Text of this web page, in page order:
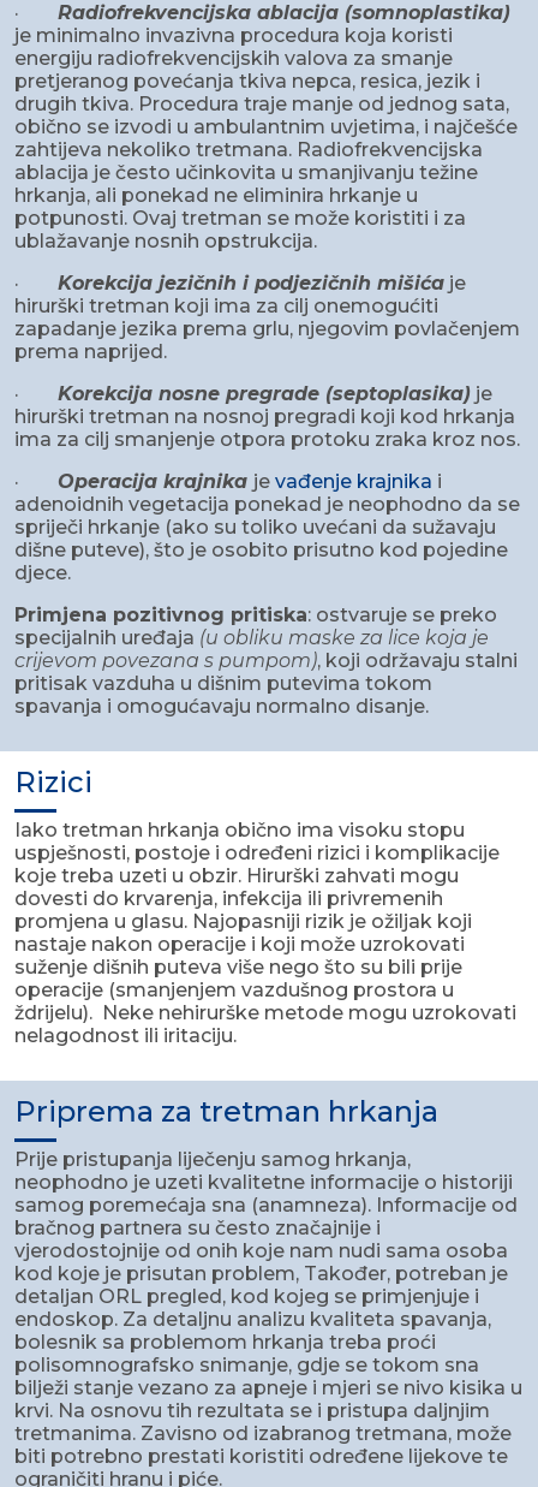
· Radiofrekvencijska ablacija (somnoplastika)
je minimalno invazivna procedura koja koristi
energiju radiofrekvencijskih valova za smanje
pretjeranog povećanja tkiva nepca, resica, jezik i
drugih tkiva. Procedura traje manje od jednog sata,
obično se izvodi u ambulantnim uvjetima, i najčešće
zahtijeva nekoliko tretmana. Radiofrekvencijska
ablacija je često učinkovita u smanjivanju težine
hrkanja, ali ponekad ne eliminira hrkanje u
potpunosti. Ovaj tretman se može koristiti i za
ublažavanje nosnih opstrukcija.
· Korekcija jezičnih i podjezičnih mišića je
hirurški tretman koji ima za cilj onemogućiti
zapadanje jezika prema grlu, njegovim povlačenjem
prema naprijed.
· Korekcija nosne pregrade (septoplasika) je
hirurški tretman na nosnoj pregradi koji kod hrkanja
ima za cilj smanjenje otpora protoku zraka kroz nos.
· Operacija krajnika je vađenje krajnika i
adenoidnih vegetacija ponekad je neophodno da se
spriječi hrkanje (ako su toliko uvećani da sužavaju
dišne puteve), što je osobito prisutno kod pojedine
djece.
Primjena pozitivnog pritiska: ostvaruje se preko
specijalnih uređaja (u obliku maske za lice koja je
crijevom povezana s pumpom), koji održavaju stalni
pritisak vazduha u dišnim putevima tokom
spavanja i omogućavaju normalno disanje.
Rizici
Iako tretman hrkanja obično ima visoku stopu
uspješnosti, postoje i određeni rizici i komplikacije
koje treba uzeti u obzir. Hirurški zahvati mogu
dovesti do krvarenja, infekcija ili privremenih
promjena u glasu. Najopasniji rizik je ožiljak koji
nastaje nakon operacije i koji može uzrokovati
suženje dišnih puteva više nego što su bili prije
operacije (smanjenjem vazdušnog prostora u
ždrijelu). Neke nehirurške metode mogu uzrokovati
nelagodnost ili iritaciju.
Priprema za tretman hrkanja
Prije pristupanja liječenju samog hrkanja,
neophodno je uzeti kvalitetne informacije o historiji
samog poremećaja sna (anamneza). Informacije od
bračnog partnera su često značajnije i
vjerodostojnije od onih koje nam nudi sama osoba
kod koje je prisutan problem, Također, potreban je
detaljan ORL pregled, kod kojeg se primjenjuje i
endoskop. Za detaljnu analizu kvaliteta spavanja,
bolesnik sa problemom hrkanja treba proći
polisomnografsko snimanje, gdje se tokom sna
bilježi stanje vezano za apneje i mjeri se nivo kisika u
krvi. Na osnovu tih rezultata se i pristupa daljnjim
tretmanima. Zavisno od izabranog tretmana, može
biti potrebno prestati koristiti određene lijekove te
ograničiti hranu i piće.